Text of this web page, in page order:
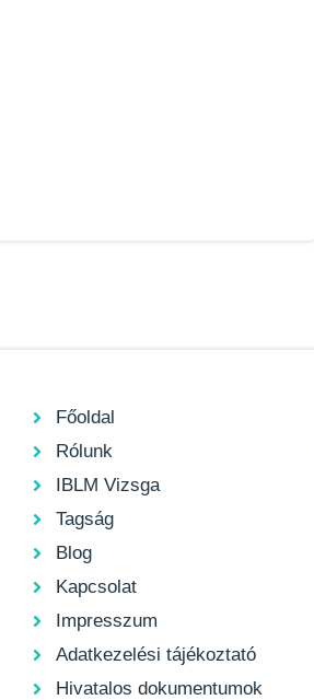
Főoldal
Rólunk
IBLM Vizsga
Tagság
Blog
Kapcsolat
Impresszum
Adatkezelési tájékoztató
Hivatalos dokumentumok